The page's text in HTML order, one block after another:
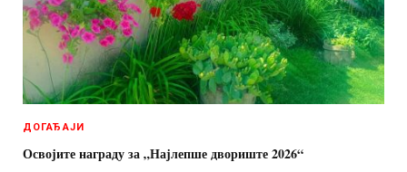
ДОГАЂАЈИ
Освојите награду за „Најлепше двориште 2026“